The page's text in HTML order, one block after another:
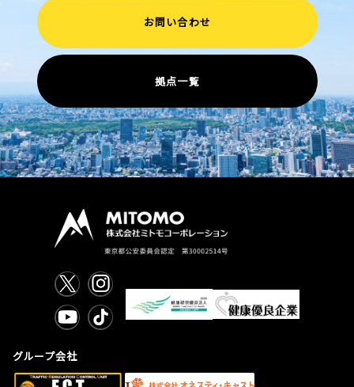
お問い合わせ
拠点一覧
グループ会社